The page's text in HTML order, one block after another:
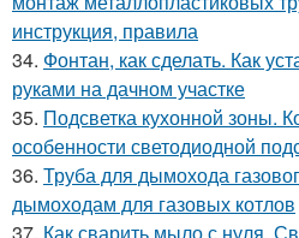
инструкция, правила
34. Фонтан, как сделать. Как
руками на дачном участке
35. Подсветка кухонной зоны.
особенности светодиодной
36. Труба для дымохода
дымоходам для газовых котлов
37. Как сварить мыло с нуля.